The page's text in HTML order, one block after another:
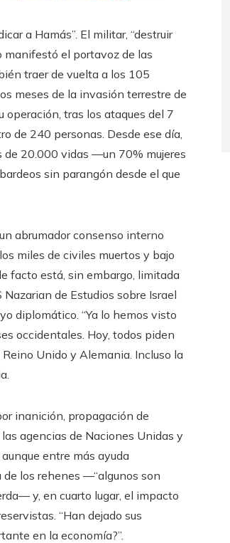
a Hamás”. El militar, “destruir
manifestó el portavoz de las
traer de vuelta a los 105
meses de la invasión terrestre de
operación, tras los ataques del 7
de 240 personas. Desde ese día,
de 20.000 vidas —un 70% mujeres
sin parangón desde el que
abrumador consenso interno
miles de civiles muertos y bajo
facto está, sin embargo, limitada
Nazarian de Estudios sobre Israel
diplomático. “Ya lo hemos visto
occidentales. Hoy, todos piden
Unido y Alemania. Incluso la
inanición, propagación de
agencias de Naciones Unidas y
entre más ayuda
de los rehenes —“algunos son
y, en cuarto lugar, el impacto
“Han dejado sus
en la economía?”.